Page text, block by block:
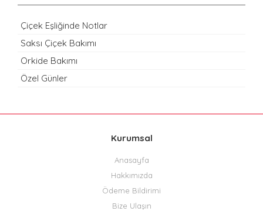
Çiçek Eşliğinde Notlar
Saksı Çiçek Bakımı
Orkide Bakımı
Özel Günler
Kurumsal
Anasayfa
Hakkımızda
Ödeme Bildirimi
Bize Ulaşın